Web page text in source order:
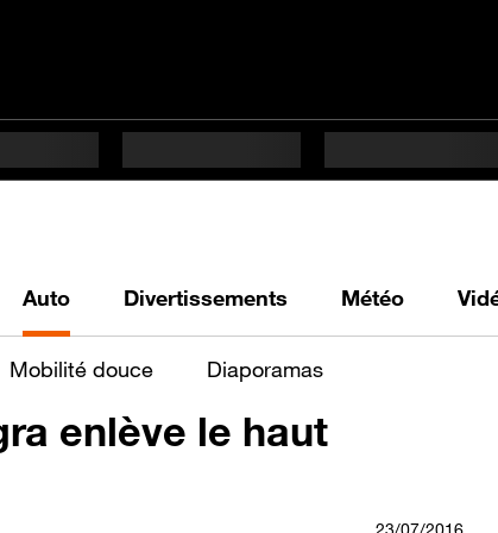
Auto Divertissements Météo
Mobilité douce Diaporamas
enlève le haut
23/07/2016